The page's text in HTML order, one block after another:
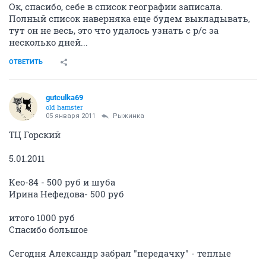
Ок, спасибо, себе в список географии записала.
Полный список наверняка еще будем выкладывать,
тут он не весь, это что удалось узнать с р/с за
несколько дней...
ОТВЕТИТЬ
gutculka69
old hamster
05 января 2011 Рыжинка
ТЦ Горский
5.01.2011
Кео-84 - 500 руб и шуба
Ирина Нефедова- 500 руб
итого 1000 руб
Спасибо большое
Сегодня Александр забрал "передачку" - теплые